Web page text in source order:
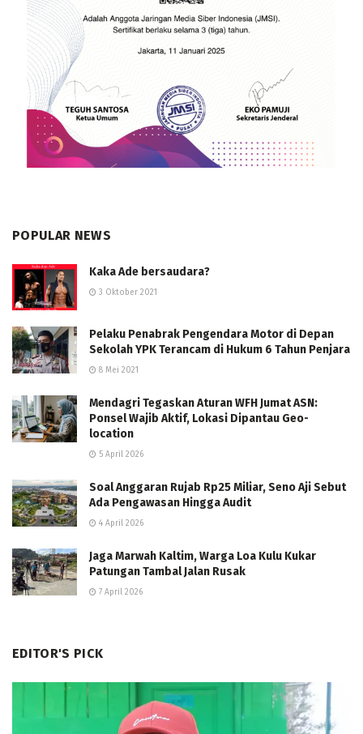
POPULAR NEWS
Kaka Ade bersaudara?
3 Oktober 2021
Pelaku Penabrak Pengendara Motor di Depan
Sekolah YPK Terancam di Hukum 6 Tahun Penjara
8 Mei 2021
Mendagri Tegaskan Aturan WFH Jumat ASN:
Ponsel Wajib Aktif, Lokasi Dipantau Geo-
location
5 April 2026
Soal Anggaran Rujab Rp25 Miliar, Seno Aji Sebut
Ada Pengawasan Hingga Audit
4 April 2026
Jaga Marwah Kaltim, Warga Loa Kulu Kukar
Patungan Tambal Jalan Rusak
7 April 2026
EDITOR'S PICK